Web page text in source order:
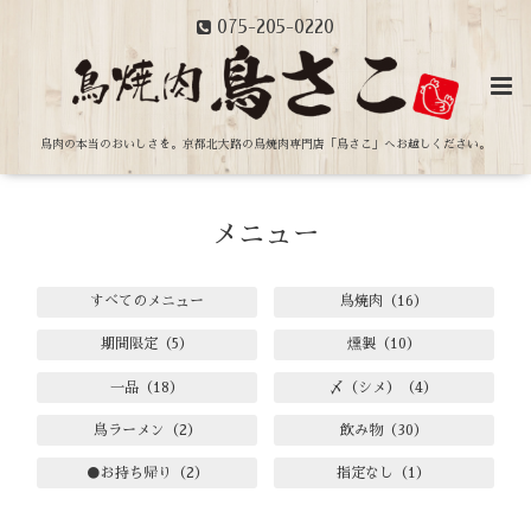
075-205-0220
鳥肉の本当のおいしさを。 京都北大路の鳥焼肉専門店「鳥さこ」へお越しください。
メニュー
すべてのメニュー 鳥焼肉（16）
期間限定（5） 燻製（10）
一品（18） 〆（シメ）（4）
鳥ラーメン（2） 飲み物（30）
●お持ち帰り（2） 指定なし（1）